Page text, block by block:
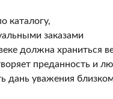
каталогу,
заказами
должна храниться
преданность и
дань уважения